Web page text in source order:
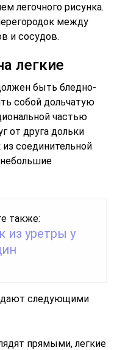
легочного рисунка.
между
и сосудов.
легкие
быть бледно-
собой дольчатую
частью
от друга дольки
соединительной
также:
из уретры у
следующими
прямыми, легкие